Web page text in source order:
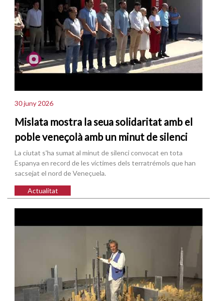
30 juny 2026
Mislata mostra la seua solidaritat amb el
poble veneçolà amb un minut de silenci
La ciutat s'ha sumat al minut de silenci convocat en tota
Espanya en record de les víctimes dels terratrémols que han
sacsejat el nord de Veneçuela.
Actualitat